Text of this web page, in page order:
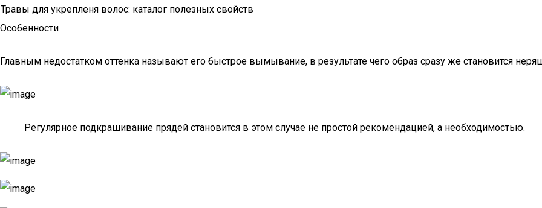
Травы для укрепленя волос: каталог полезных свойств
Особенности
Главным недостатком оттенка называют его быстрое вымывание, в результате чего образ сразу же становится
Регулярное подкрашивание прядей становится в этом случае не простой рекомендацией, а необходимостью.